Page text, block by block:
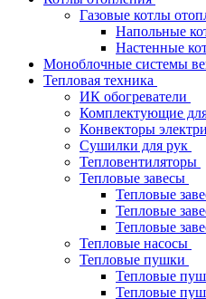
Газовые котлы
Напольные
Настенные
Моноблочные системы
Тепловая техника
ИК обогреватели
Комплектующие
Конвекторы
Сушилки для рук
Тепловентиляторы
Тепловые завесы
Тепловые
Тепловые
Тепловые
Тепловые насосы
Тепловые пушки
Тепловые
Тепловые